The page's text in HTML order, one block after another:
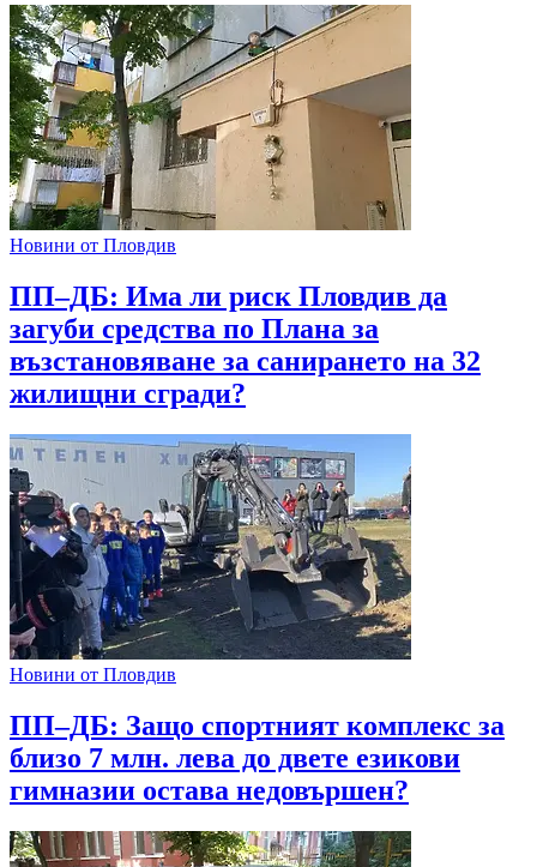
Новини от Пловдив
ПП–ДБ: Има ли риск Пловдив да
загуби средства по Плана за
възстановяване за санирането на 32
жилищни сгради?
Новини от Пловдив
ПП–ДБ: Защо спортният комплекс за
близо 7 млн. лева до двете езикови
гимназии остава недовършен?